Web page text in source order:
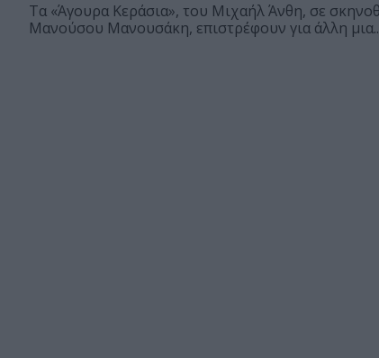
Τα «Άγουρα Κεράσια», του Μιχαήλ Άνθη, σε
Μανούσου Μανουσάκη, επιστρέφουν για άλλη